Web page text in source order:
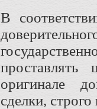
В
проставлять
оригинале
сделки,